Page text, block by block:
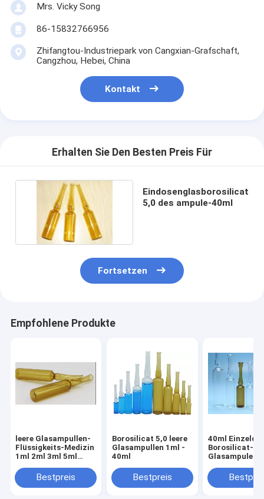
Mrs. Vicky Song
86-15832766956
Zhifangtou-Industriepark von Cangxian-Grafschaft,
Cangzhou, Hebei, China
Kontakt
Erhalten Sie Den Besten Preis Für
Eindosenglasborosilicat
5,0 des ampule-40ml
Fortsetzen
Empfohlene Produkte
leere Glasampullen-
Flüssigkeits-Medizin
1ml 2ml 3ml 5ml
Bestpreis
Borosilicat 5,0 leere
Glasampullen 1ml -
40ml
Bestpreis
40ml
Borosilicat-
Glasampule-
Ende